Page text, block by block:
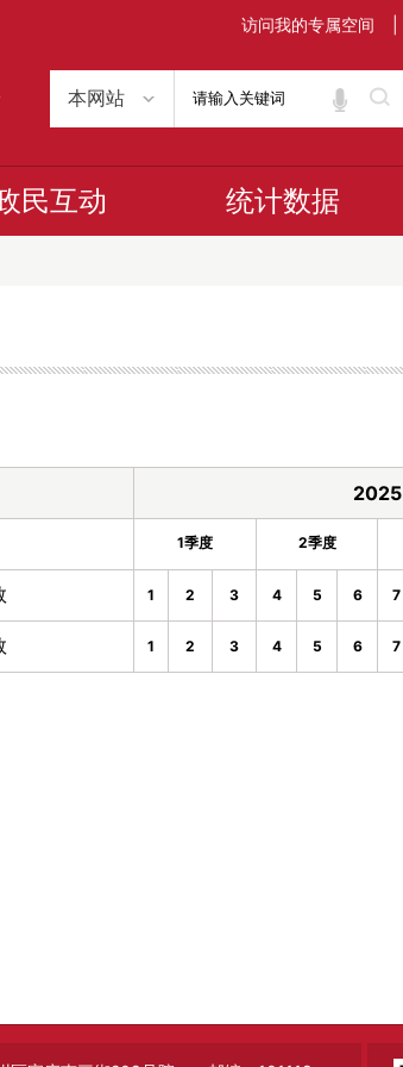
访问我的专属空间
民互动 统计数据
2025
1季度 2季度
1 2 3 4 5 6 7
1 2 3 4 5 6 7